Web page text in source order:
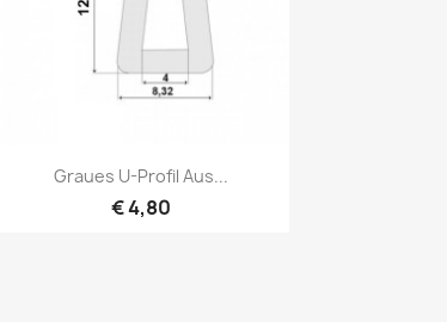
Vorschau
Graues U-Profil Aus...
€ 4,80